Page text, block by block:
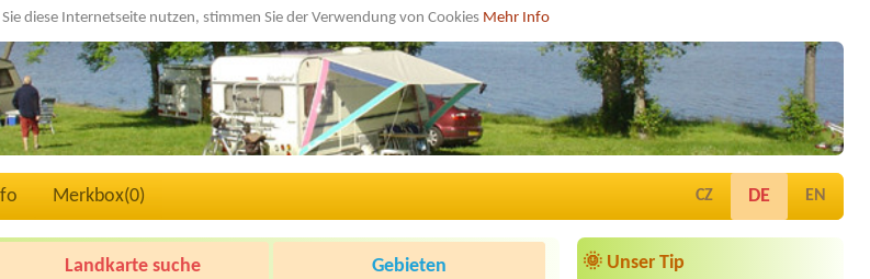
diese Internetseite nutzen, stimmen Sie der Verwendung von Cookies Mehr Info
Merkbox(0) CZ DE EN
🌞 Unser Tip
Landkarte suche Gebieten